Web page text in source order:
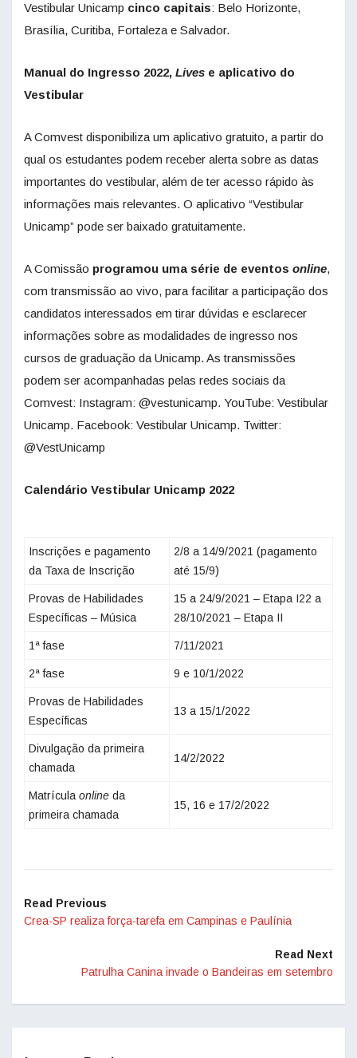
Vestibular Unicamp cinco capitais: Belo Horizonte,
Brasília, Curitiba, Fortaleza e Salvador.
Manual do Ingresso 2022, Lives e aplicativo do
Vestibular
A Comvest disponibiliza um aplicativo gratuito, a partir do
qual os estudantes podem receber alerta sobre as datas
importantes do vestibular, além de ter acesso rápido às
informações mais relevantes. O aplicativo “Vestibular
Unicamp” pode ser baixado gratuitamente.
A Comissão programou uma série de eventos online,
com transmissão ao vivo, para facilitar a participação dos
candidatos interessados em tirar dúvidas e esclarecer
informações sobre as modalidades de ingresso nos
cursos de graduação da Unicamp. As transmissões
podem ser acompanhadas pelas redes sociais da
Comvest: Instagram: @vestunicamp. YouTube: Vestibular
Unicamp. Facebook: Vestibular Unicamp. Twitter:
@VestUnicamp
Calendário Vestibular Unicamp 2022
Inscrições e pagamento
da Taxa de Inscrição
2/8 a 14/9/2021 (pagamento
até 15/9)
Provas de Habilidades
Específicas – Música
15 a 24/9/2021 – Etapa I22 a
28/10/2021 – Etapa II
1ª fase 7/11/2021
2ª fase 9 e 10/1/2022
Provas de Habilidades
Específicas
13 a 15/1/2022
Divulgação da primeira
chamada
14/2/2022
Matrículaonline da
primeira chamada
15, 16 e 17/2/2022
Read Previous
Crea-SP realiza força-tarefa em Campinas e Paulínia
Read Next
Patrulha Canina invade o Bandeiras em setembro